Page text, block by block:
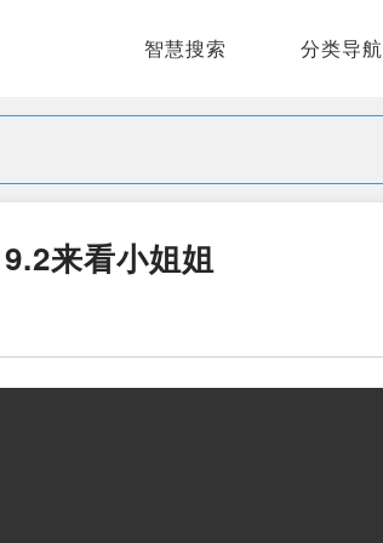
智慧搜索 分类导航
9.2来看小姐姐